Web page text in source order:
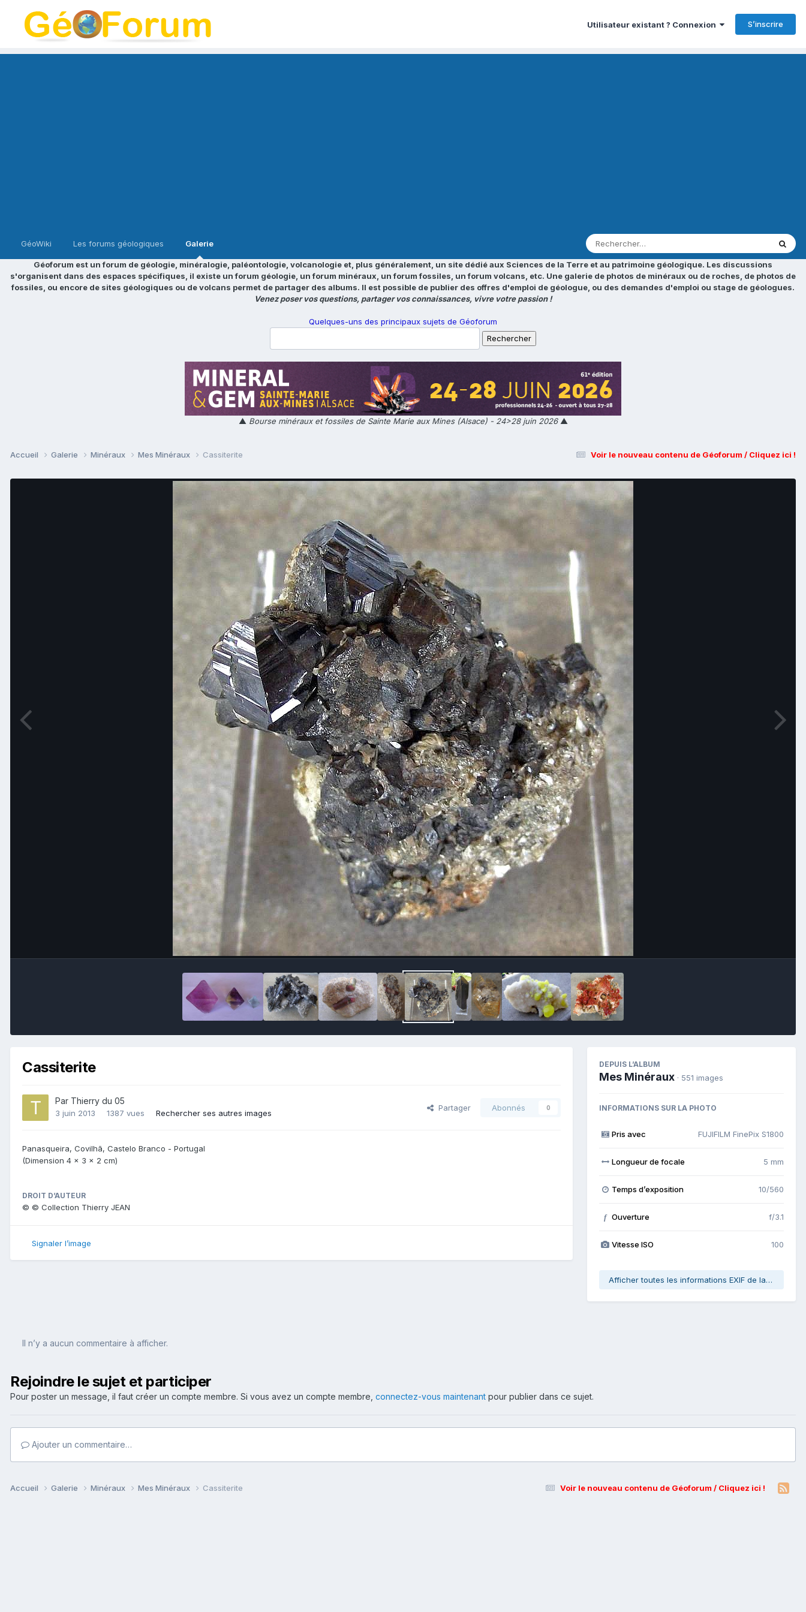
Utilisateur existant ? Connexion S’inscrire
GéoWiki Les forums géologiques Galerie
Géoforum est un forum de géologie, minéralogie, paléontologie, volcanologie et, plus généralement, un site dédié aux Sciences de la Terre et au patrimoine géologique. Les discussions
s'organisent dans des espaces spécifiques, il existe un forum géologie, un forum minéraux, un forum fossiles, un forum volcans, etc. Une galerie de photos de minéraux ou de roches, de photos de
fossiles, ou encore de sites géologiques ou de volcans permet de partager des albums. Il est possible de publier des offres d'emploi de géologue, ou des demandes d'emploi ou stage de géologues.
Venez poser vos questions, partager vos connaissances, vivre votre passion !
Quelques-uns des principaux sujets de Géoforum
▲ Bourse minéraux et fossiles de Sainte Marie aux Mines (Alsace) - 24>28 juin 2026▲
Voir le nouveau contenu de Géoforum / Cliquez ici !
Accueil Galerie Minéraux Mes Minéraux Cassiterite
Cassiterite
Par Thierry du 05
3 juin 2013 1387 vues Rechercher ses autres images
Partager Abonnés 0
Panasqueira, Covilhã, Castelo Branco - Portugal
(Dimension 4 x 3 x 2 cm)
DROIT D’AUTEUR
© © Collection Thierry JEAN
Signaler l’image
DEPUIS L’ALBUM
Mes Minéraux · 551 images
INFORMATIONS SUR LA PHOTO
Pris avec FUJIFILM FinePix S1800
Longueur de focale 5 mm
Temps d’exposition 10/560
f Ouverture f/3.1
Vitesse ISO 100
Afficher toutes les informations EXIF de la photo
Il n’y a aucun commentaire à afficher.
Rejoindre le sujet et participer
Pour poster un message, il faut créer un compte membre. Si vous avez un compte membre, connectez-vous maintenant pour publier dans ce sujet.
Ajouter un commentaire…
Voir le nouveau contenu de Géoforum / Cliquez ici !
Accueil Galerie Minéraux Mes Minéraux Cassiterite